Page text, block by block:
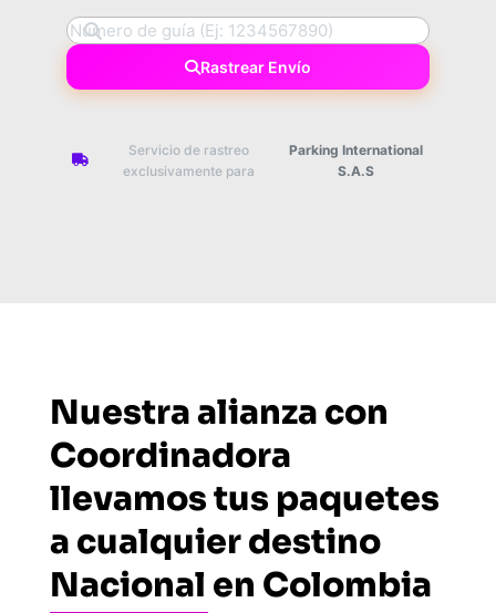
Rastrear Envío
Servicio de rastreo
exclusivamente para
Parking International
S.A.S
Nuestra alianza con
Coordinadora
llevamos tus paquetes
a cualquier destino
Nacional en Colombia